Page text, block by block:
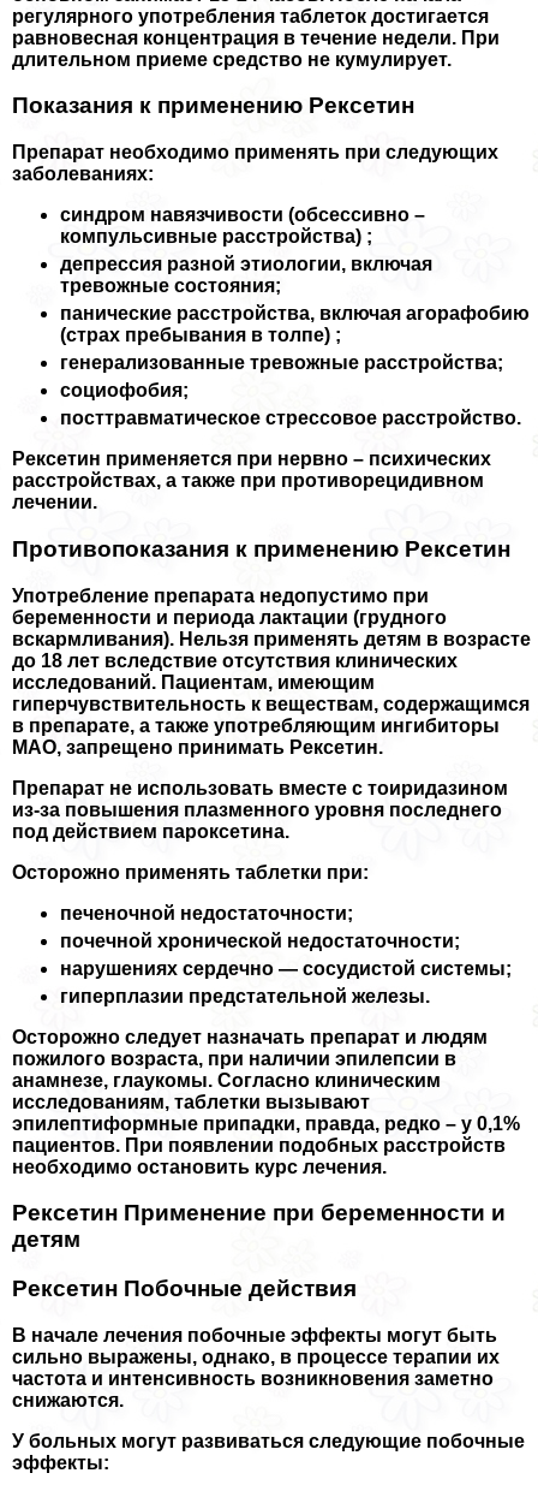
регулярного употрeбления таблеток достигается
равновесная концентрация в течение недели. При
длительном приеме средство не кумулирует.
Показания к применению Рексетин
Препарат необходимо применять при следующих
заболеваниях:
синдром навязчивости (обсессивно –
компульсивные расстройства) ;
депрессия разной этиологии, включая
тревожные состояния;
панические расстройства, включая агорафобию
(страх пребывания в толпе) ;
генерализованные тревожные расстройства;
социофобия;
посттравматическое стрессовое расстройство.
Рексетин применяется при нервно – психических
расстройствах, а также при противорецидивном
лечении.
Противопоказания к применению Рексетин
Употрeбление препарата недопустимо при
беременности и периода лактации (грудного
вскармливания). Нельзя применять детям в возрасте
до 18 лет вследствие отсутствия клинических
исследований. Пациентам, имеющим
гиперчувствительность к веществам, содержащимся
в препарате, а также употрeбляющим ингибиторы
МАО, запрещено принимать Рексетин.
Препарат не использовать вместе с тоиридазином
из-за повышения плазменного уровня последнего
под действием пароксетина.
Осторожно применять таблетки при:
печеночной недостаточности;
почечной хронической недостаточности;
нарушениях сердечно — сосудистой системы;
гиперплазии предстательной железы.
Осторожно следует назначать препарат и людям
пожилого возраста, при наличии эпилепсии в
анамнезе, глаукомы. Согласно клиническим
исследованиям, таблетки вызывают
эпилептиформные припадки, правда, редко – у 0,1%
пациентов. При появлении подобных расстройств
необходимо остановить курс лечения.
Рексетин Применение при беременности и
детям
Рексетин Побочные действия
В начале лечения побочные эффекты могут быть
сильно выражены, однако, в процессе терапии их
частота и интенсивность возникновения заметно
снижаются.
У больных могут развиваться следующие побочные
эффекты: